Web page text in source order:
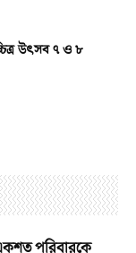
উৎসব ৭ ও ৮
একশত পরিবারকে